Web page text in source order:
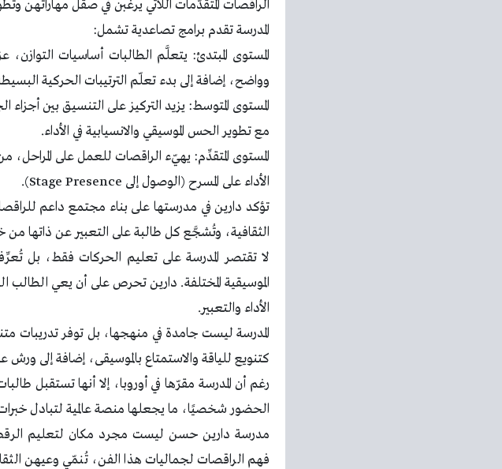
الراقصات المتقدّمات اللاتي يرغبن في صقل مهاراتهن
المدرسة تقدم برامج تصاعدية تشمل:
المستوى المبتدئ: يتعلَّم الطالبات أساسيات
وواضح، إضافة إلى بدء تعلّم الترتيبات الحركية
المستوى المتوسط: يزيد التركيز على التنسيق بين أجزاء
مع تطوير الحس الموسيقي والانسيابية في الأداء.
المستوى المتقدِّم: يهيّء الراقصات للعمل على
الأداء على المسرح (الوصول إلى Stage Presence).
تؤكد دارين في مدرستها على بناء مجتمع داعم
الثقافية، وتُشجَّع كل طالبة على التعبير عن ذاتها
لا تقتصر المدرسة على تعليم الحركات فقط، بل
الموسيقية المختلفة. دارين تحرص على أن يعي الطالب
الأداء والتعبير.
كتنويع للياقة والاستمتاع بالموسيقى، إضافة
رغم أن المدرسة مقرّها في أوروبا، إلا أنها تستقبل
الحضور شخصيًا، ما يجعلها منصة عالمية لتبادل
مدرسة دارين حسن ليست مجرد مكان لتعليم
فهم الراقصات لجماليات هذا الفن، تُنمّي وعيهن